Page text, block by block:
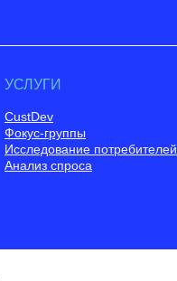
CustDev
Фокус-группы
Исследование потребителей
Анализ спроса
УСЛУГИ